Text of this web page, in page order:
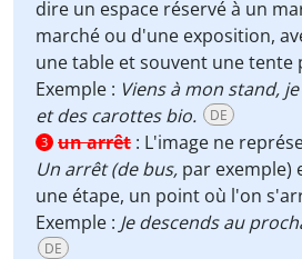
dire un espace réservé à un
marché ou d'une exposition,
une table et souvent une
Exemple : Viens à mon stand,
et des carottes bio.
DE
3 un arrêt : L'image ne
Un arrêt (de bus, par exemple)
une étape, un point où l'on
Exemple : Je descends au
DE